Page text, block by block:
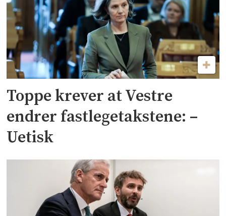
Toppe krever at Vestre
endrer fastlegetakstene: –
Uetisk